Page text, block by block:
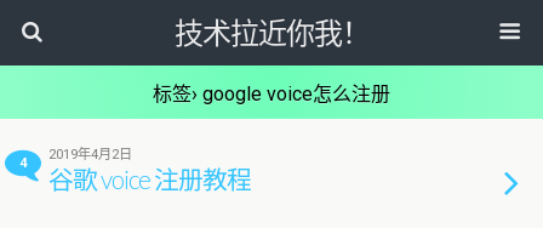
技术拉近你我！
标签› google voice怎么注册
4
2019年4月2日
谷歌 voice 注册教程